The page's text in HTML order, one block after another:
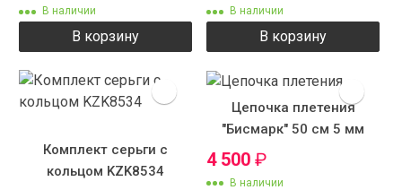
В наличии
В корзину
В наличии
В корзину
Комплект серьги с
кольцом KZK8534
Цепочка плетения
"Бисмарк" 50 см 5 мм
4 500 ₽
В наличии